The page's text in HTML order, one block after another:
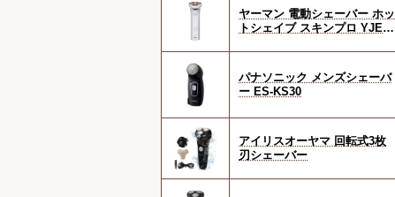
ヤーマン 電動シェーバー ホッ
トシェイブ スキンプロ YJEC1
パナソニック メンズシェーバ
ー ES-KS30
アイリスオーヤマ 回転式3枚
刃シェーバー